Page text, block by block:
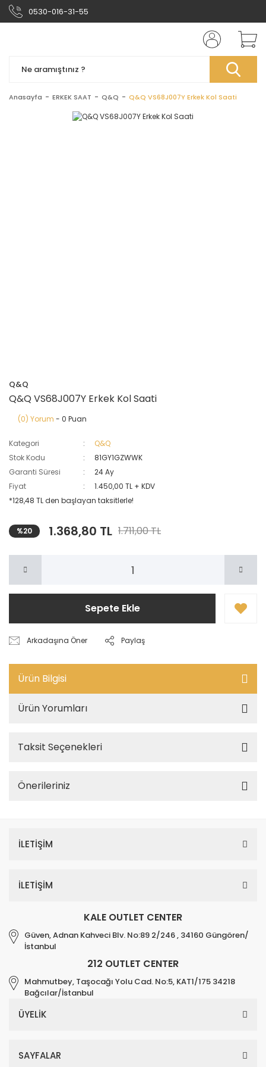
0530-016-31-55
Anasayfa ERKEK SAAT Q&Q Q&Q VS68J007Y Erkek Kol Saati
Q&Q
Q&Q VS68J007Y Erkek Kol Saati
(0) Yorum - 0 Puan
Kategori
Q&Q
Stok Kodu
81GY1GZWWK
Garanti Süresi
24 Ay
Fiyat
1.450,00 TL + KDV
*128,48 TL den başlayan taksitlerle!
%20 1.368,80 TL 1.711,00 TL
Sepete Ekle
Arkadaşına Öner Paylaş
Ürün Bilgisi
Ürün Yorumları
Taksit Seçenekleri
Önerileriniz
İLETİŞİM
İLETİŞİM
KALE OUTLET CENTER
Güven, Adnan Kahveci Blv. No:89 2/246 , 34160 Güngören/
İstanbul
212 OUTLET CENTER
Mahmutbey, Taşocağı Yolu Cad. No:5, KAT1/175 34218
Bağcılar/İstanbul
ÜYELİK
SAYFALAR